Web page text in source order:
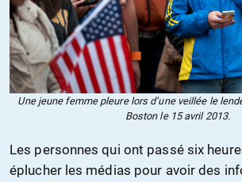
Une jeune femme pleure lors d’une veillée le
Boston le 15 avril 2013.
Les personnes qui ont passé six
éplucher les médias pour avoir des